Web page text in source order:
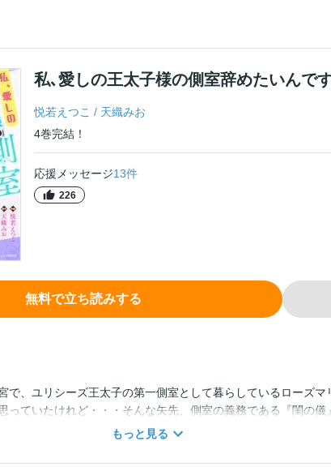
私､愛しの王太子様の側室辞めたいんで
悦若えつこ / 天織みお
4巻完結！
応援メッセージ13件
226
無料で立ち読みする
で、ユリシーズ王太子の第一側室として暮らしているローズマ
っていたけれど・・・そんな矢先、側室の義務である『閨の儀
・!?後宮歴10年の最古参にもかかわらず、年齢的な問題から正
避するべくあの手この手で奮闘するローズマリーだけれど、
もっと見る